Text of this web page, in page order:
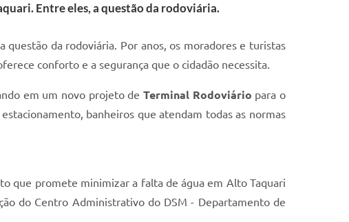
Entre eles, a questão da rodoviária.
da rodoviária. Por anos, os moradores e turistas
conforto e a segurança que o cidadão necessita.
em um novo projeto de Terminal Rodoviário para o
banheiros que atendam todas as normas
que promete minimizar a falta de água em Alto Taquari
do Centro Administrativo do DSM - Departamento de